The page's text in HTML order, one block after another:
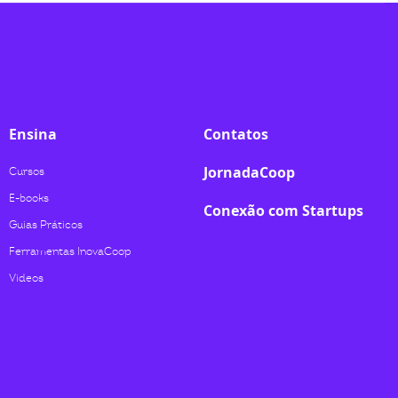
Ensina
Cursos
E-books
Guias Práticos
Ferramentas InovaCoop
Videos
Contatos
JornadaCoop
Conexão com Startups